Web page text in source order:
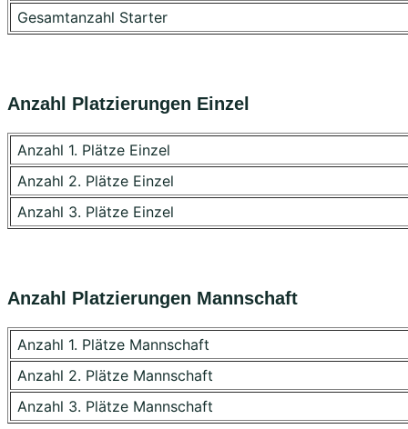
Gesamtanzahl Starter
Anzahl Platzierungen Einzel
Anzahl 1. Plätze Einzel
Anzahl 2. Plätze Einzel
Anzahl 3. Plätze Einzel
Anzahl Platzierungen Mannschaft
Anzahl 1. Plätze Mannschaft
Anzahl 2. Plätze Mannschaft
Anzahl 3. Plätze Mannschaft